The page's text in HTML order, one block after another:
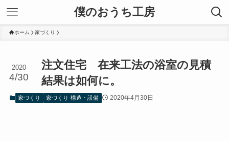
僕のおうち工房
ホーム 家づくり
注文住宅 在来工法の浴室の見積
結果は如何に。
2020
4/30
家づくり 家づくり-構造・設備 2020年4月30日